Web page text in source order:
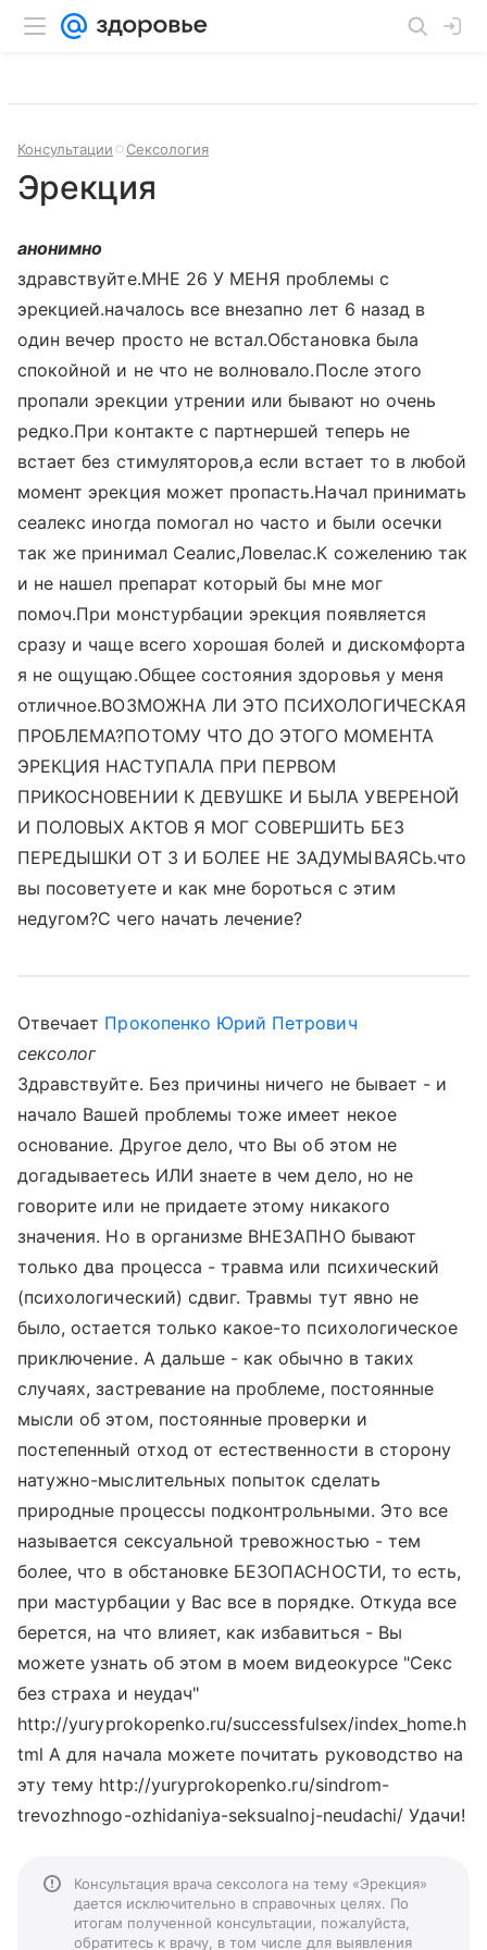
Консультации Сексология
Эрекция
анонимно
здравствуйте.МНЕ 26 У МЕНЯ проблемы с
эрекцией.началось все внезапно лет 6 назад в
один вечер просто не встал.Обстановка была
спокойной и не что не волновало.После этого
пропали эрекции утрении или бывают но очень
редко.При контакте с партнершей теперь не
встает без стимуляторов,а если встает то в любой
момент эрекция может пропасть.Начал принимать
сеалекс иногда помогал но часто и были осечки
так же принимал Сеалис,Ловелас.К сожелению так
и не нашел препарат который бы мне мог
помоч.При монстурбации эрекция появляется
сразу и чаще всего хорошая болей и дискомфорта
я не ощущаю.Общее состояния здоровья у меня
отличное.ВОЗМОЖНА ЛИ ЭТО ПСИХОЛОГИЧЕСКАЯ
ПРОБЛЕМА?ПОТОМУ ЧТО ДО ЭТОГО МОМЕНТА
ЭРЕКЦИЯ НАСТУПАЛА ПРИ ПЕРВОМ
ПРИКОСНОВЕНИИ К ДЕВУШКЕ И БЫЛА УВЕРЕНОЙ
И ПОЛОВЫХ АКТОВ Я МОГ СОВЕРШИТЬ БЕЗ
ПЕРЕДЫШКИ ОТ 3 И БОЛЕЕ НЕ ЗАДУМЫВАЯСЬ.что
вы посоветуете и как мне бороться с этим
недугом?С чего начать лечение?
Отвечает Прокопенко Юрий Петрович
сексолог
Здравствуйте. Без причины ничего не бывает - и
начало Вашей проблемы тоже имеет некое
основание. Другое дело, что Вы об этом не
догадываетесь ИЛИ знаете в чем дело, но не
говорите или не придаете этому никакого
значения. Но в организме ВНЕЗАПНО бывают
только два процесса - травма или психический
(психологический) сдвиг. Травмы тут явно не
было, остается только какое-то психологическое
приключение. А дальше - как обычно в таких
случаях, застревание на проблеме, постоянные
мысли об этом, постоянные проверки и
постепенный отход от естественности в сторону
натужно-мыслительных попыток сделать
природные процессы подконтрольными. Это все
называется сексуальной тревожностью - тем
более, что в обстановке БЕЗОПАСНОСТИ, то есть,
при мастурбации у Вас все в порядке. Откуда все
берется, на что влияет, как избавиться - Вы
можете узнать об этом в моем видеокурсе "Секс
без страха и неудач"
http://yuryprokopenko.ru/successfulsex/index_home.h
tml А для начала можете почитать руководство на
эту тему http://yuryprokopenko.ru/sindrom-
trevozhnogo-ozhidaniya-seksualnoj-neudachi/ Удачи!
Консультация врача сексолога на тему «Эрекция»
дается исключительно в справочных целях. По
итогам полученной консультации, пожалуйста,
обратитесь к врачу, в том числе для выявления